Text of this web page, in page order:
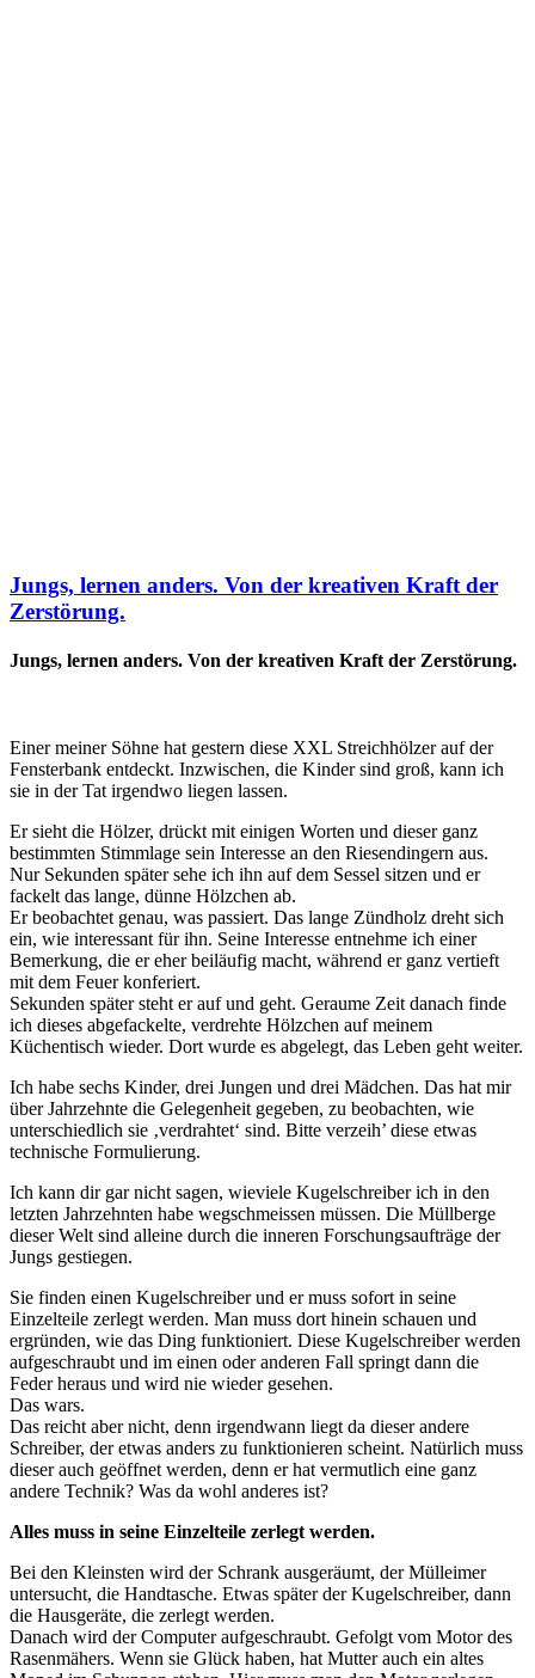
Jungs, lernen anders. Von der kreativen Kraft der
Zerstörung.
Jungs, lernen anders. Von der kreativen Kraft der Zerstörung.
Einer meiner Söhne hat gestern diese XXL Streichhölzer auf der
Fensterbank entdeckt. Inzwischen, die Kinder sind groß, kann ich
sie in der Tat irgendwo liegen lassen.
Er sieht die Hölzer, drückt mit einigen Worten und dieser ganz
bestimmten Stimmlage sein Interesse an den Riesendingern aus.
Nur Sekunden später sehe ich ihn auf dem Sessel sitzen und er
fackelt das lange, dünne Hölzchen ab.
Er beobachtet genau, was passiert. Das lange Zündholz dreht sich
ein, wie interessant für ihn. Seine Interesse entnehme ich einer
Bemerkung, die er eher beiläufig macht, während er ganz vertieft
mit dem Feuer konferiert.
Sekunden später steht er auf und geht. Geraume Zeit danach finde
ich dieses abgefackelte, verdrehte Hölzchen auf meinem
Küchentisch wieder. Dort wurde es abgelegt, das Leben geht weiter.
Ich habe sechs Kinder, drei Jungen und drei Mädchen. Das hat mir
über Jahrzehnte die Gelegenheit gegeben, zu beobachten, wie
unterschiedlich sie ‚verdrahtet‘ sind. Bitte verzeih’ diese etwas
technische Formulierung.
Ich kann dir gar nicht sagen, wieviele Kugelschreiber ich in den
letzten Jahrzehnten habe wegschmeissen müssen. Die Müllberge
dieser Welt sind alleine durch die inneren Forschungsaufträge der
Jungs gestiegen.
Sie finden einen Kugelschreiber und er muss sofort in seine
Einzelteile zerlegt werden. Man muss dort hinein schauen und
ergründen, wie das Ding funktioniert. Diese Kugelschreiber werden
aufgeschraubt und im einen oder anderen Fall springt dann die
Feder heraus und wird nie wieder gesehen.
Das wars.
Das reicht aber nicht, denn irgendwann liegt da dieser andere
Schreiber, der etwas anders zu funktionieren scheint. Natürlich muss
dieser auch geöffnet werden, denn er hat vermutlich eine ganz
andere Technik? Was da wohl anderes ist?
Alles muss in seine Einzelteile zerlegt werden.
Bei den Kleinsten wird der Schrank ausgeräumt, der Mülleimer
untersucht, die Handtasche. Etwas später der Kugelschreiber, dann
die Hausgeräte, die zerlegt werden.
Danach wird der Computer aufgeschraubt. Gefolgt vom Motor des
Rasenmähers. Wenn sie Glück haben, hat Mutter auch ein altes